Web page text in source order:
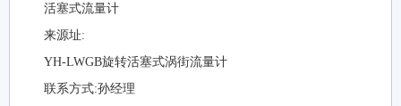
活塞式流量计
来源址:
YH-LWGB旋转活塞式涡街流量计
联系方式:孙经理